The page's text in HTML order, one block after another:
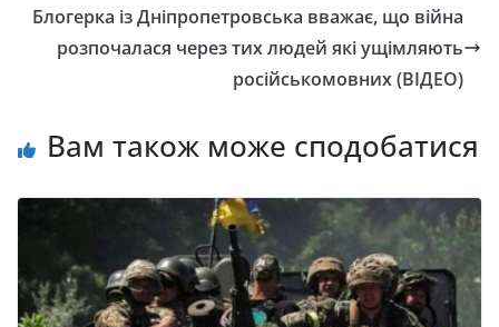
Блогерка із Дніпропетровська вважає, що війна
розпочалася через тих людей які ущімляють
російськомовних (ВІДЕО)
Вам також може сподобатися